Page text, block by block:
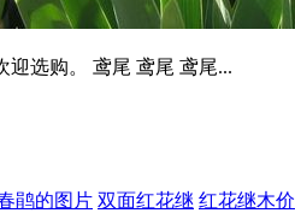
选购。 鸢尾 鸢尾 鸢尾...
鹃的图片 双面红花继 红花继木价